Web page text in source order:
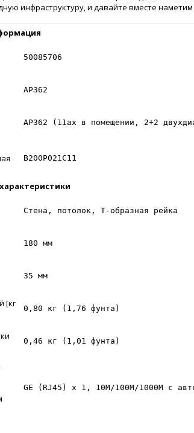
инфраструктуру, и давайте вместе наметим
50085706
AP362
AP362 (11ax в помещении, 2+2
В200Р021С11
Стена, потолок, Т-образная рейка
180 мм
35 мм
[кг
0,80 кг (1,76 фунта)
0,46 кг (1,01 фунта)
GE (RJ45) x 1, 10M/100M/1000M с